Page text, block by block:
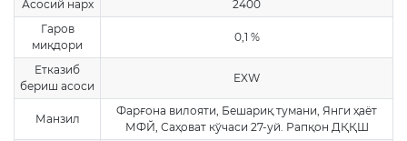
Асосий нарх
2400
Гаров
миқдори
0,1 %
Етказиб
бериш асоси
EXW
Манзил
Фарғона вилояти, Бешариқ тумани, Янги ҳаёт
МФЙ, Саҳоват кўчаси 27-уй. Рапқон ДҚҚШ